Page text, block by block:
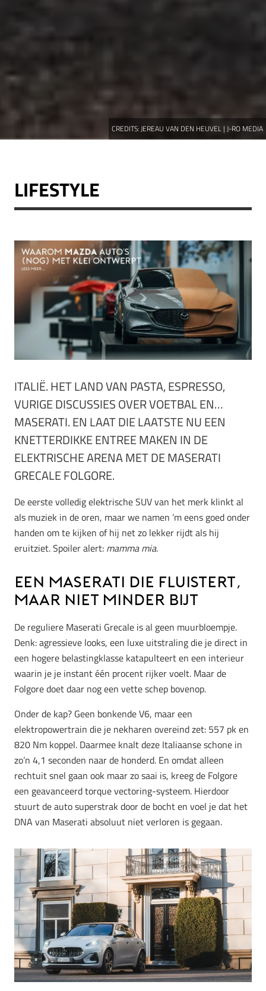
CREDITS:JEREAU VAN DEN HEUVEL | J-RO MEDIA
LIFESTYLE
ITALIË. HET LAND VAN PASTA, ESPRESSO,
VURIGE DISCUSSIES OVER VOETBAL EN…
MASERATI. EN LAAT DIE LAATSTE NU EEN
KNETTERDIKKE ENTREE MAKEN IN DE
ELEKTRISCHE ARENA MET DEMASERATI
GRECALE FOLGORE.
De eerste volledig elektrische SUV van het merk klinkt al
als muziek in de oren, maar we namen ’m eens goed onder
handen om te kijken of hij net zo lekker rijdt als hij
eruitziet. Spoiler alert: mamma mia.
Een Maserati die fluistert,
maar niet minder bijt
De reguliere Maserati Grecale is al geen muurbloempje.
Denk: agressieve looks, een luxe uitstraling die je direct in
een hogere belastingklasse katapulteert en een interieur
waarin je je instant één procent rijker voelt. Maar de
Folgoredoet daar nog een vette schep bovenop.
Onder de kap? Geen bonkende V6, maar een
elektropowertrain die je nekharen overeind zet: 557 pk en
820 Nm koppel. Daarmee knalt deze Italiaanse schone in
zo’n 4,1 seconden naar de honderd. En omdat alleen
rechtuit snel gaan ook maar zo saai is, kreeg de Folgore
een geavanceerd torque vectoring-systeem. Hierdoor
stuurt de auto superstrak door de bocht en voel je dat het
DNA van Maserati absoluut niet verloren is gegaan.